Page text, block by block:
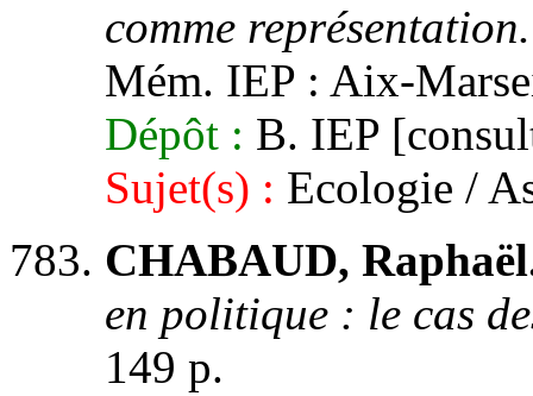
comme représentation.
Mém. IEP : Aix-
Dépôt : B. IEP
Sujet(s) : Ecologie /
CHABAUD,
en politique : le cas
149 p.